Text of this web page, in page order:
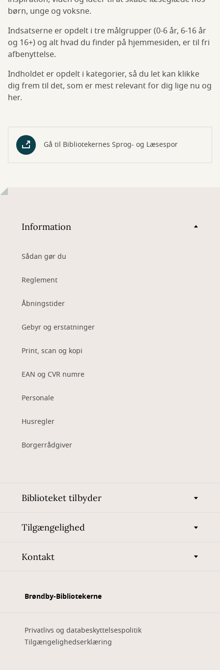
børn, unge og voksne.
Indsatserne er opdelt i tre målgrupper (0-6 år, 6-16 år
og 16+) og alt hvad du finder på hjemmesiden, er til fri
afbenyttelse.
Indholdet er opdelt i kategorier, så du let kan klikke
dig frem til det, som er mest relevant for dig lige nu og
her.
Gå til Bibliotekernes Sprog- og Læsespor
Information
Sådan gør du
Reglement
Åbningstider
Gebyr og erstatninger
Print, scan og kopi
EAN og CVR numre
Personale
Husregler
Borgerrådgiver
Biblioteket tilbyder
Tilgængelighed
Kontakt
Brøndby-Bibliotekerne
Privatlivs og databeskyttelsespolitik
Tilgængelighedserklæring